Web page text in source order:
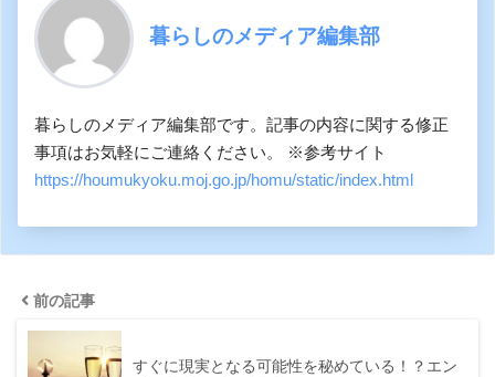
暮らしのメディア編集部
暮らしのメディア編集部です。記事の内容に関する修正
事項はお気軽にご連絡ください。 ※参考サイト
https://houmukyoku.moj.go.jp/homu/static/index.html
前の記事
すぐに現実となる可能性を秘めている！？エン